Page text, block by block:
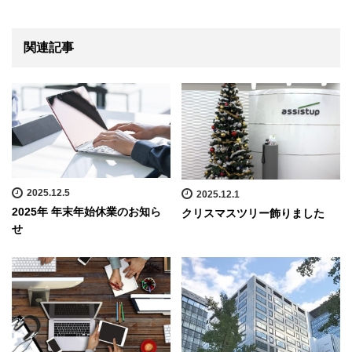
関連記事
2025.12.5
2025年 年末年始休業のお知ら
せ
2025.12.1
クリスマスツリー飾りました